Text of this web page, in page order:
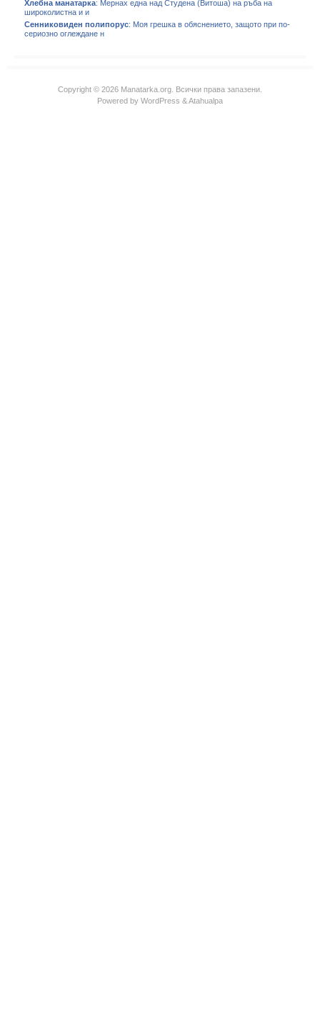
Хлебна манатарка: Мернах една над Студена (Витоша) на ръба на
широколистна и и
Сенниковиден полипорус: Моя грешка в обяснението, защото при по-
сериозно оглеждане н
Copyright © 2026 Manatarka.org. Всички права запазени.
Powered by WordPress &Atahualpa